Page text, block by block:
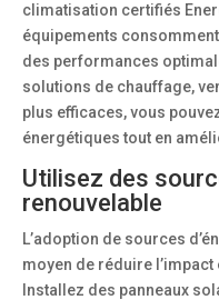
climatisation certifiés
équipements
des performances
solutions de chauffage,
plus efficaces, vous
énergétiques tout en
Utilisez des
renouvelable
L’adoption de sources
moyen de réduire
Installez des panneaux